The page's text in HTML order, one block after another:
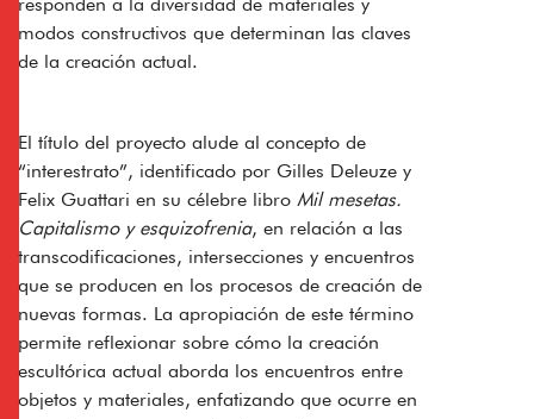
responden a la diversidad de materiales y
modos constructivos que determinan las claves
de la creación actual.
El título del proyecto alude al concepto de
“interestrato”, identificado por Gilles Deleuze y
Felix Guattari en su célebre libro Mil mesetas.
Capitalismo y esquizofrenia, en relación a las
transcodificaciones, intersecciones y encuentros
que se producen en los procesos de creación de
nuevas formas. La apropiación de este término
permite reflexionar sobre cómo la creación
escultórica actual aborda los encuentros entre
objetos y materiales, enfatizando que ocurre en